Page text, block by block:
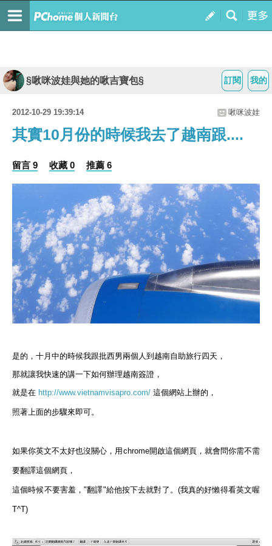
我的
訂閱
§啾咪波娃與她的啾吉寶包§
2012-10-29 19:39:14 啾咪波娃
其實10月份的時候我去了越南跟....
留言 9 收藏 0 推薦 6
是的，十月中的時候我跟批西男兩個人到越南自助旅行四天，
那就讓我快速的講一下如何辦理越南簽證，
就是在 http://www.vietnamvisapro.com/ 這個網站上辦的，
照著上面的步驟來即可。
如果你英文不太好也沒關心，用chrome開啟這個網頁，就會問你需不需
要翻譯這個網頁，
這個時候不要害羞，"翻譯"給他按下去就對了。(我真的好懶得看英文喔
T^T)